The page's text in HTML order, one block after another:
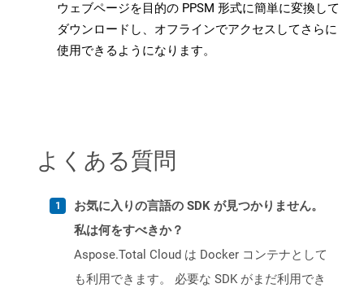
ウェブページを目的の PPSM 形式に簡単に変換して
ダウンロードし、オフラインでアクセスしてさらに
使用できるようになります。
よくある質問
お気に入りの言語の SDK が見つかりません。
私は何をすべきか？
Aspose.Total Cloud は Docker コンテナとして
も利用できます。 必要な SDK がまだ利用でき